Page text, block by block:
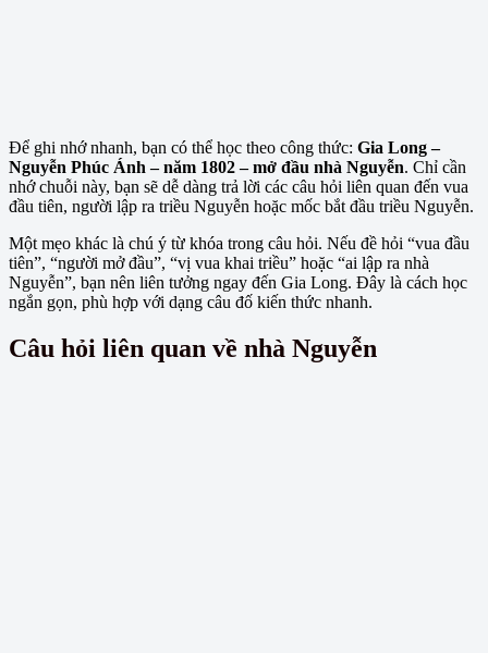
Để ghi nhớ nhanh, bạn có thể học theo công thức: Gia Long –
Nguyễn Phúc Ánh – năm 1802 – mở đầu nhà Nguyễn. Chỉ cần
nhớ chuỗi này, bạn sẽ dễ dàng trả lời các câu hỏi liên quan đến vua
đầu tiên, người lập ra triều Nguyễn hoặc mốc bắt đầu triều Nguyễn.
Một mẹo khác là chú ý từ khóa trong câu hỏi. Nếu đề hỏi “vua đầu
tiên”, “người mở đầu”, “vị vua khai triều” hoặc “ai lập ra nhà
Nguyễn”, bạn nên liên tưởng ngay đến Gia Long. Đây là cách học
ngắn gọn, phù hợp với dạng câu đố kiến thức nhanh.
Câu hỏi liên quan về nhà Nguyễn